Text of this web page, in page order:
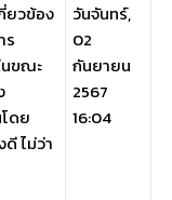
ยวข้อง
ร
นขณะ
ดย
ไม่ว่า
วันจันทร์,
02
กันยายน
2567
16:04